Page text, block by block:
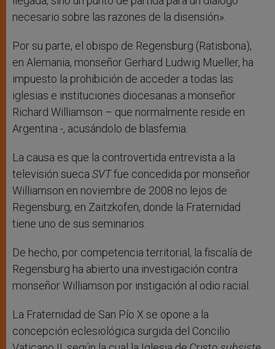
necesario sobre las razones de la disensión».
Por su parte, el obispo de Regensburg (Ratisbona),
en Alemania, monseñor Gerhard Ludwig Mueller, ha
impuesto la prohibición de acceder a todas las
iglesias e instituciones diocesanas a monseñor
Richard Williamson – que normalmente reside en
Argentina -, acusándolo de blasfemia.
La causa es que la controvertida entrevista a la
televisión sueca SVTfue concedida por monseñor
Williamson en noviembre de 2008 no lejos de
Regensburg, en Zaitzkofen, donde la Fraternidad
tiene uno de sus seminarios.
De hecho, por competencia territorial, la fiscalía de
Regensburg ha abierto una investigación contra
monseñor Williamson por instigación al odio racial.
La Fraternidad de San Pío X se opone a la
concepción eclesiológica surgida del Concilio